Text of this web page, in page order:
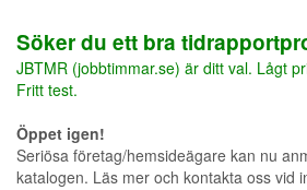
Söker du ett bra
JBTMR (jobbtimmar.se) är ditt val. Lågt
Fritt test.
Öppet igen!
Seriösa företag/hemsideägare kan nu
katalogen. Läs mer och kontakta oss vid